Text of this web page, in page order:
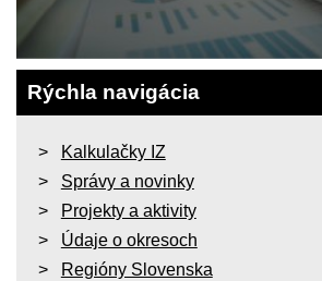
Rýchla navigácia
Kalkulačky IZ
Správy a novinky
Projekty a aktivity
Údaje o okresoch
Regióny Slovenska